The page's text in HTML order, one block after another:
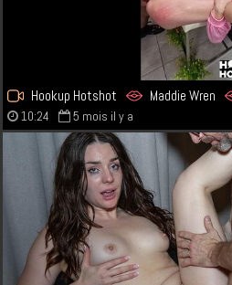
Hookup Hotshot Maddie Wren
10:24 5 mois il y a